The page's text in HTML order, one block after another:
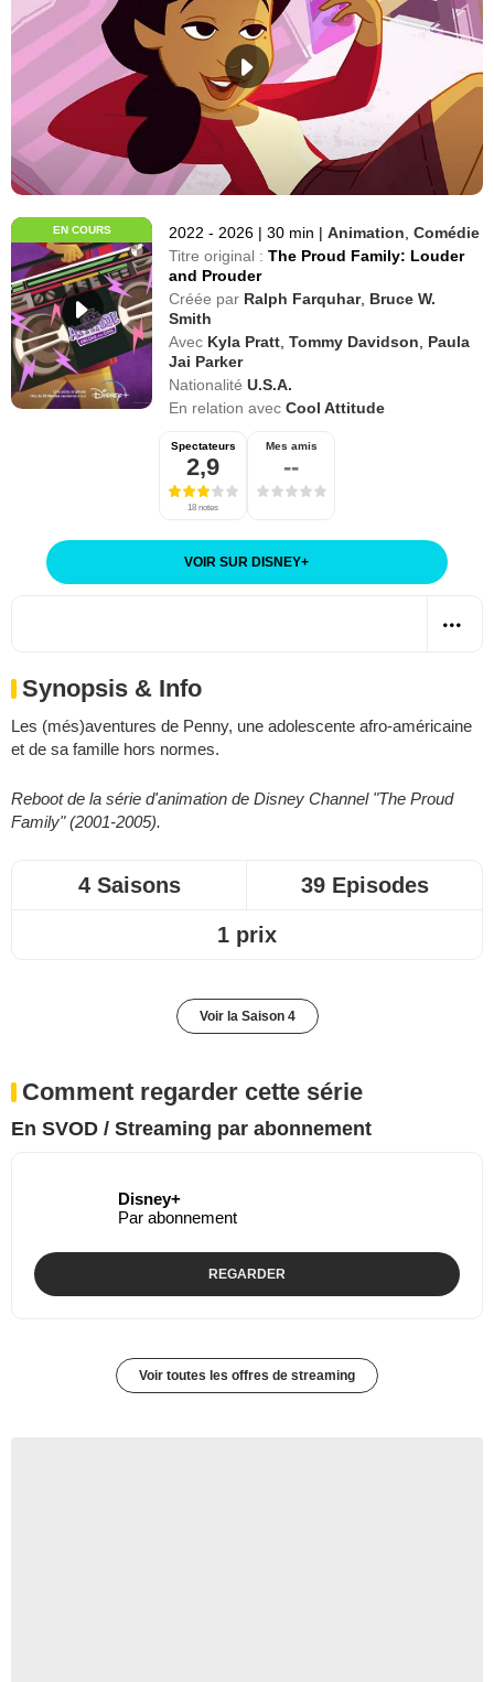
EN COURS 2022 - 2026 | 30 min | Animation ,Comédie
Titre original : The Proud Family: Louder
and Prouder
Créée par Ralph Farquhar, Bruce W.
Smith
Avec Kyla Pratt ,Tommy Davidson
Paula
Jai Parker
Nationalité U.S.A.
En relation avec Cool Attitude
Spectateurs
2,9
18 notes
Mes amis
--
VOIR SUR DISNEY+
Synopsis & Info
Les (més)aventures de Penny, une adolescente afro-américaine
et de sa famille hors normes.
Reboot de la série d'animation de Disney Channel "The Proud
Family" (2001-2005).
4 Saisons 39 Episodes
1 prix
Voir la Saison 4
Comment regarder cette série
En SVOD / Streaming par abonnement
Disney+
Par abonnement
REGARDER
Voir toutes les offres de streaming